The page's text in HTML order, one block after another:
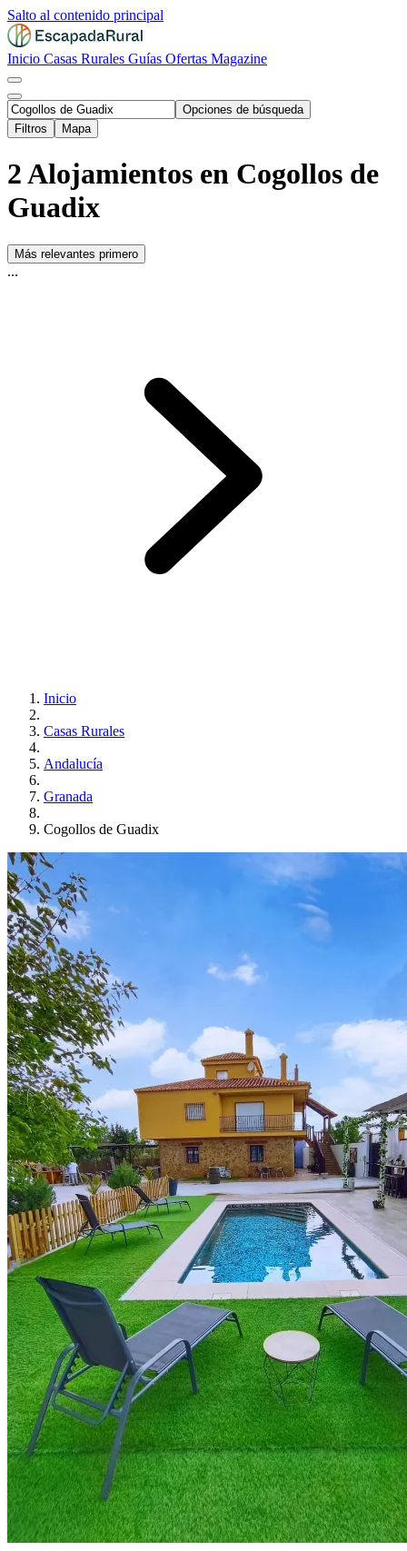
Salto al contenido principal
Inicio Casas Rurales Guías Ofertas Magazine
Opciones de búsqueda
Filtros
Mapa
2 Alojamientos en Cogollos de
Guadix
Más relevantes primero
...
Inicio
Casas Rurales
Andalucía
Granada
Cogollos de Guadix